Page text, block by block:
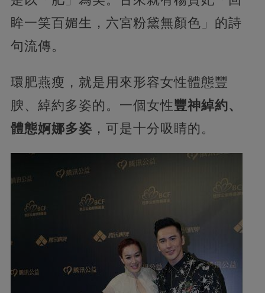
眸一笑百媚生，六宮粉黛無顏色」的詩
句流傳。
環肥燕瘦，就是用來形容女性體態豐
腴、綽約多姿的。一個女性豐神綽約、
體態婀娜多姿 ，可是十分吸睛的。